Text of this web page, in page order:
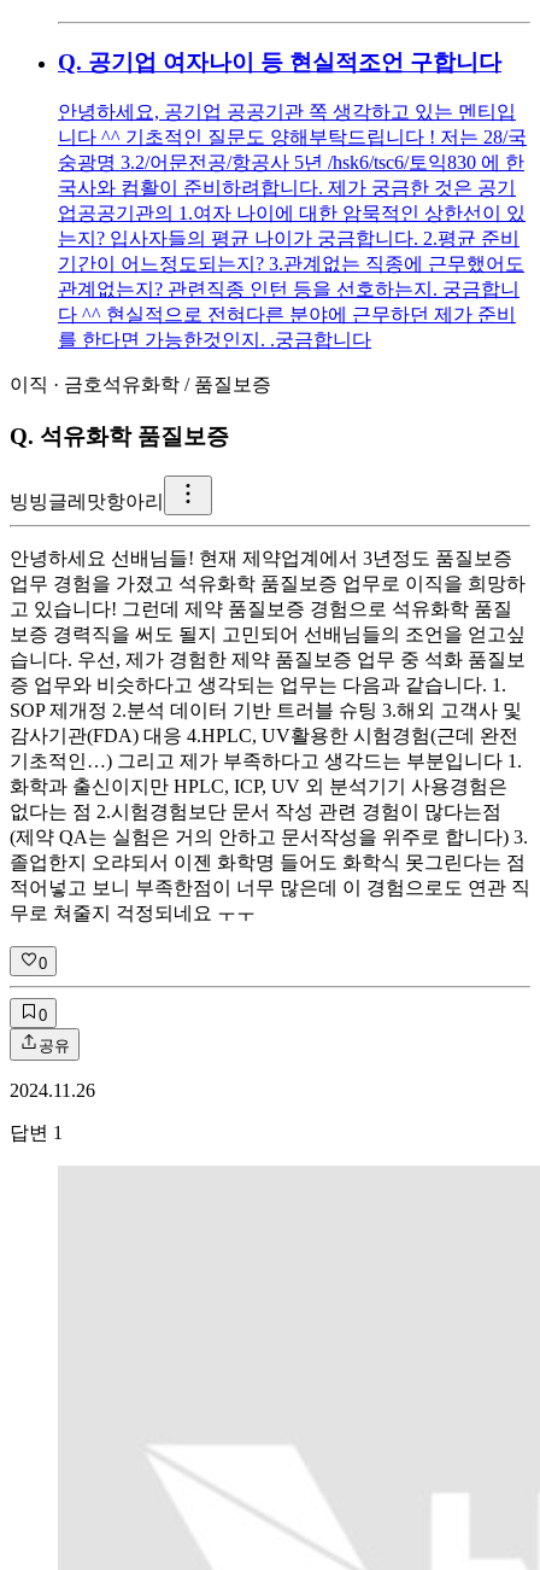
Q. 공기업 여자나이 등 현실적조언 구합니다
안녕하세요, 공기업 공공기관 쪽 생각하고 있는 멘티입
니다 ^^ 기초적인 질문도 양해부탁드립니다 ! 저는 28/국
숭광명 3.2/어문전공/항공사 5년 /hsk6/tsc6/토익830 에 한
국사와 컴활이 준비하려합니다. 제가 궁금한 것은 공기
업공공기관의 1.여자 나이에 대한 암묵적인 상한선이 있
는지? 입사자들의 평균 나이가 궁금합니다. 2.평균 준비
기간이 어느정도되는지? 3.관계없는 직종에 근무했어도
관계없는지? 관련직종 인턴 등을 선호하는지. 궁금합니
다 ^^ 현실적으로 전혀다른 분야에 근무하던 제가 준비
를 한다면 가능한것인지. .궁금합니다
이직 · 금호석유화학 / 품질보증
Q. 석유화학 품질보증
빙빙글레맛항아리
안녕하세요 선배님들! 현재 제약업계에서 3년정도 품질보증
업무 경험을 가졌고 석유화학 품질보증 업무로 이직을 희망하
고 있습니다! 그런데 제약 품질보증 경험으로 석유화학 품질
보증 경력직을 써도 될지 고민되어 선배님들의 조언을 얻고싶
습니다. 우선, 제가 경험한 제약 품질보증 업무 중 석화 품질보
증 업무와 비슷하다고 생각되는 업무는 다음과 같습니다. 1.
SOP 제개정 2.분석 데이터 기반 트러블 슈팅 3.해외 고객사 및
감사기관(FDA) 대응 4.HPLC, UV활용한 시험경험(근데 완전
기초적인…) 그리고 제가 부족하다고 생각드는 부분입니다 1.
화학과 출신이지만 HPLC, ICP, UV 외 분석기기 사용경험은
없다는 점 2.시험경험보단 문서 작성 관련 경험이 많다는점
(제약 QA는 실험은 거의 안하고 문서작성을 위주로 합니다) 3.
졸업한지 오랴되서 이젠 화학명 들어도 화학식 못그린다는 점
적어넣고 보니 부족한점이 너무 많은데 이 경험으로도 연관 직
무로 쳐줄지 걱정되네요 ㅜㅜ
0
0
공유
2024.11.26
답변 1